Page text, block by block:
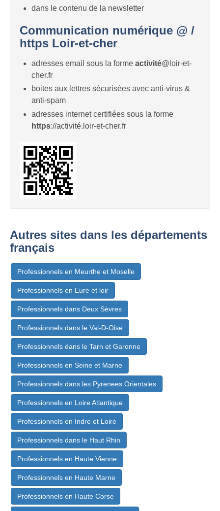
dans le contenu de la newsletter
Communication numérique @ /
https Loir-et-cher
adresses email sous la forme activité@loir-et-
cher.fr
boites aux lettres sécurisées avec anti-virus &
anti-spam
adresses internet certifiées sous la forme
https://activité.loir-et-cher.fr
Autres sites dans les départements
français
Professionnels en Meurthe et Moselle
Professionnels en Eure et loir
Professionnels dans Deux Sèvres
Professionnels dans le Val-D-Oise
Professionnels dans le Tarn et Garonne
Professionnels en Seine et Marne
Professionnels dans les Pyrenees Orientales
Professionnels en Loire Atlantique
Professionnels en Indre et Loire
Professionnels dans le Haut Rhin
Professionnels en Haute Vienne
Professionnels en Haute Marne
Professionnels en Haute Corse